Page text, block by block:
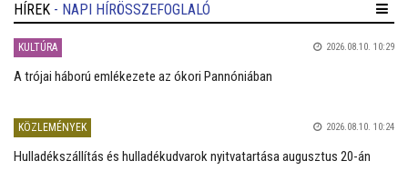
HÍREK - NAPI HÍRÖSSZEFOGLALÓ
KULTÚRA 2026.08.10. 10:29
A trójai háború emlékezete az ókori Pannóniában
KÖZLEMÉNYEK 2026.08.10. 10:24
Hulladékszállítás és hulladékudvarok nyitvatartása augusztus 20-án